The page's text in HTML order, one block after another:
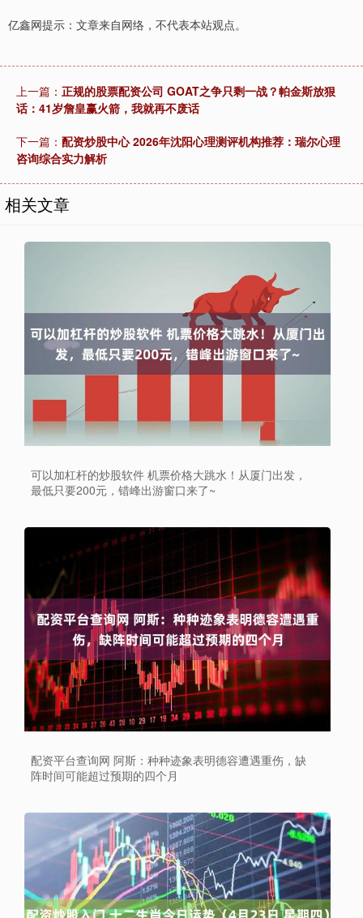
亿鑫网提示：文章来自网络，不代表本站观点。
上一篇： 正规的股票配资公司 GOAT之争只剩一战？帕金斯放狠
话：41岁詹皇赢火箭，我就再不废话
下一篇： 配资炒股中心 2026年沈阳心理测评机构推荐：瑞尔心理
咨询综合实力解析
相关文章
可以加杠杆的炒股软件 机票价格大跳水！从厦门出发，
最低只要200元，错峰出游窗口来了~
配资平台查询网 阿斯：种种迹象表明德容遭遇重伤，缺
阵时间可能超过预期的四个月